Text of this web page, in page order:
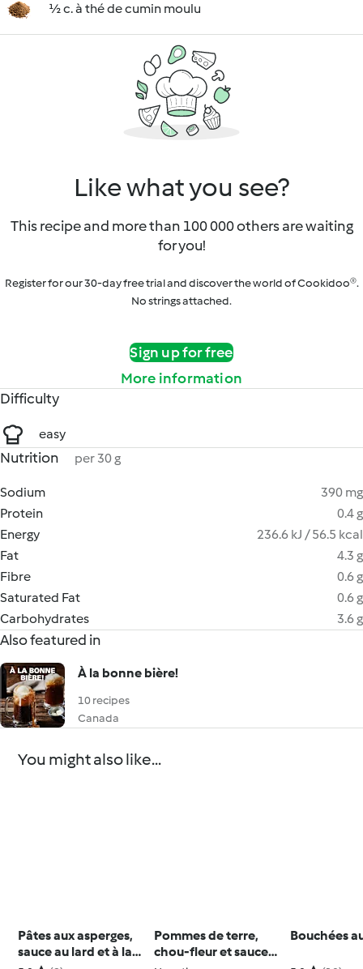
½ c. à thé de cumin moulu
Like what you see?
This recipe and more than 100 000 others are waiting
for you!
Register for our 30-day free trial and discover the world of Cookidoo®.
No strings attached.
Sign up for free
More information
Difficulty
easy
Nutrition per 30 g
Sodium
390 mg
Protein
0.4 g
Energy
236.6 kJ / 56.5 kcal
Fat
4.3 g
Fibre
0.6 g
Saturated Fat
0.6 g
Carbohydrates
3.6 g
Also featured in
À la bonne bière!
10 recipes
Canada
You might also like...
Pâtes aux asperges,
sauce au lard et à la
Pommes de terre,
chou-fleur et sauce
Bouchées